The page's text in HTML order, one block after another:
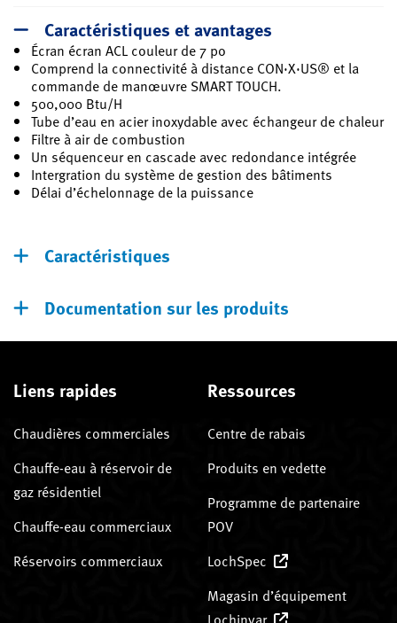
Caractéristiques et avantages
Écran écran ACL couleur de 7 po
Comprend la connectivité à distance CON·X·US® et la
commande de manœuvre SMART TOUCH.
500,000 Btu/H
Tube d’eau en acier inoxydable avec échangeur de chaleur
Filtre à air de combustion
Un séquenceur en cascade avec redondance intégrée
Intergration du système de gestion des bâtiments
Délai d’échelonnage de la puissance
Caractéristiques
Documentation sur les produits
Liens rapides
Chaudières commerciales
Chauffe-eau à réservoir de
gaz résidentiel
Chauffe-eau commerciaux
Réservoirs commerciaux
Ressources
Centre de rabais
Produits en vedette
Programme de partenaire
POV
LochSpec
Magasin d’équipement